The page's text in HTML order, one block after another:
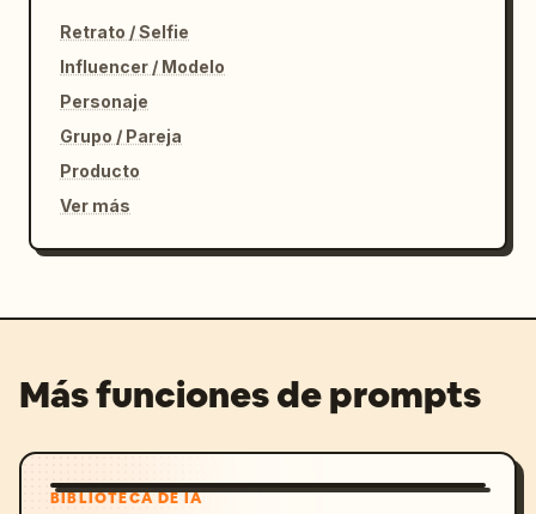
Retrato / Selfie
Influencer / Modelo
Personaje
Grupo / Pareja
Producto
Ver más
Más funciones de prompts
BIBLIOTECA DE IA